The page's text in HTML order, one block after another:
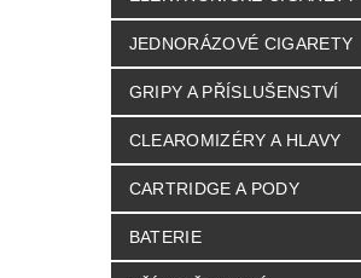
JEDNORÁZOVÉ CIGARETY
GRIPY A PŘÍSLUŠENSTVÍ
CLEAROMIZÉRY A HLAVY
CARTRIDGE A PODY
BATERIE